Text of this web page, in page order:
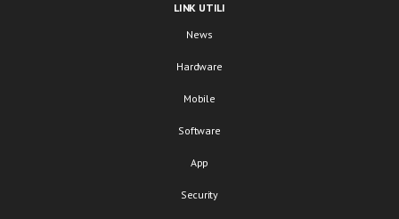
LINK UTILI
News
Hardware
Mobile
Software
App
Security